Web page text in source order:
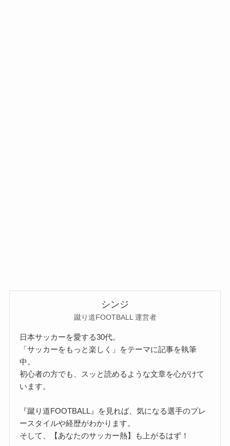
シンジ
蹴り道FOOTBALL 運営者
日本サッカーを愛する30代。
「サッカーをもっと楽しく」をテーマに記事を執筆
中。
初心者の方でも、スッと読めるような文章を心がけて
います。
『蹴り道FOOTBALL』を見れば、気になる選手のプレ
ースタイルや経歴がわかります。
そして、【あなたのサッカー熱】も上がるはず！